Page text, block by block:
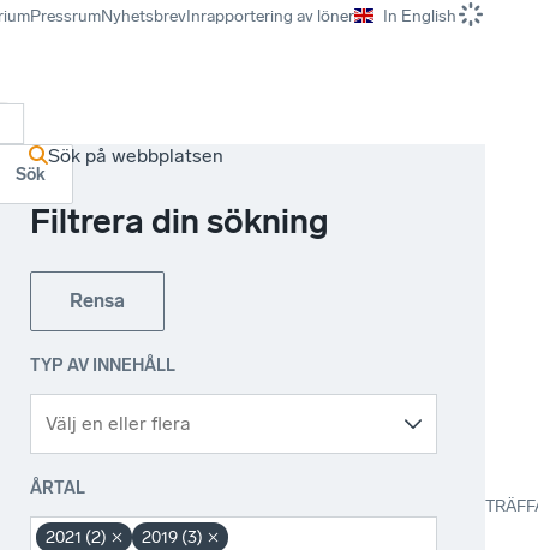
PressrumNyhetsbrevInrapportering av löner In English
Sök på webbplatsen
Filtrera din sökning
Rensa
TYP AV INNEHÅLL
ÅRTAL
2021 (2) 2019 (3)
Sök